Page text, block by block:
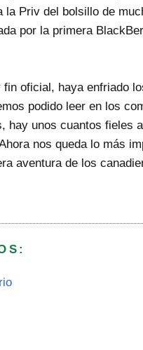
la Priv del bolsillo de
por la primera
oficial, haya enfriado
podido leer en los
hay unos cuantos fieles
nos queda lo más
aventura de los